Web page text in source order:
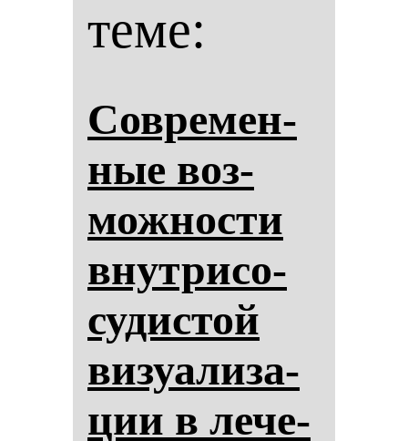
теме:
Сов­ре­мен­
ные воз­
мож­нос­ти
внут­ри­со­
су­дис­той
ви­зу­али­за­
ции в ле­че­